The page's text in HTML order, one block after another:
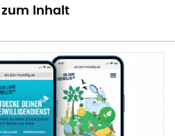
zum Inhalt